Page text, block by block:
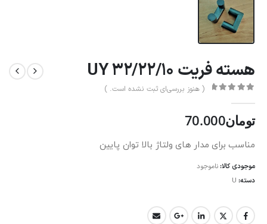
هسته فریت UY 32/22/10
( هنوز بررسی‌ای ثبت نشده است. )
تومان70.000
مناسب برای مدار های ولتاژ بالا توان پایین
موجودی کالا:ناموجود
دسته: U